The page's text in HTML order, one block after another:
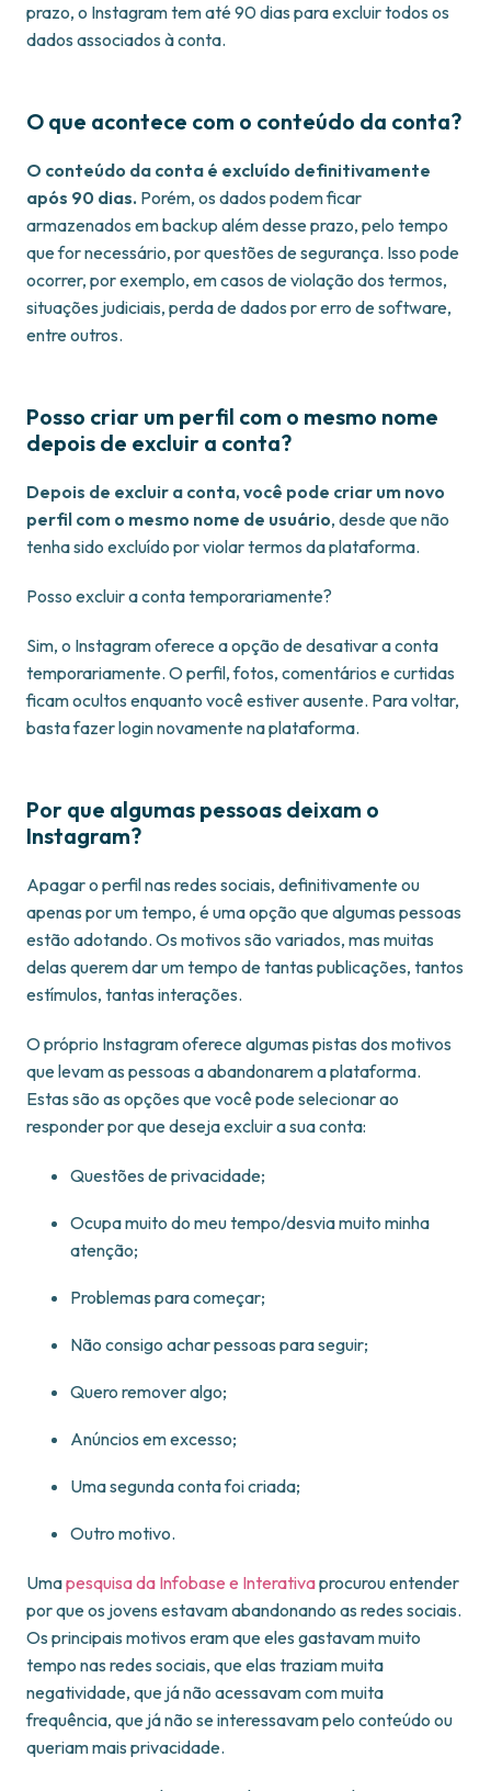
prazo, o Instagram tem até 90 dias para excluir todos os
dados associados à conta.
O que acontece com o conteúdo da conta?
O conteúdo da conta é excluído definitivamente
após 90 dias. Porém, os dados podem ficar
armazenados em backup além desse prazo, pelo tempo
que for necessário, por questões de segurança. Isso pode
ocorrer, por exemplo, em casos de violação dos termos,
situações judiciais, perda de dados por erro de software,
entre outros.
Posso criar um perfil com o mesmo nome
depois de excluir a conta?
Depois de excluir a conta, você pode criar um novo
perfil com o mesmo nome de usuário, desde que não
tenha sido excluído por violar termos da plataforma.
Posso excluir a conta temporariamente?
Sim, o Instagram oferece a opção de desativar a conta
temporariamente. O perfil, fotos, comentários e curtidas
ficam ocultos enquanto você estiver ausente. Para voltar,
basta fazer login novamente na plataforma.
Por que algumas pessoas deixam o
Instagram?
Apagar o perfil nas redes sociais, definitivamente ou
apenas por um tempo, é uma opção que algumas pessoas
estão adotando. Os motivos são variados, mas muitas
delas querem dar um tempo de tantas publicações, tantos
estímulos, tantas interações.
O próprio Instagram oferece algumas pistas dos motivos
que levam as pessoas a abandonarem a plataforma.
Estas são as opções que você pode selecionar ao
responder por que deseja excluir a sua conta:
Questões de privacidade;
Ocupa muito do meu tempo/desvia muito minha
atenção;
Problemas para começar;
Não consigo achar pessoas para seguir;
Quero remover algo;
Anúncios em excesso;
Uma segunda conta foi criada;
Outro motivo.
Umapesquisa da Infobase e Interativaprocurou entender
por que os jovens estavam abandonando as redes sociais.
Os principais motivos eram que eles gastavam muito
tempo nas redes sociais, que elas traziam muita
negatividade, que já não acessavam com muita
frequência, que já não se interessavam pelo conteúdo ou
queriam mais privacidade.